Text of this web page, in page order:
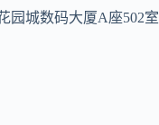
园城数码大厦A座502室